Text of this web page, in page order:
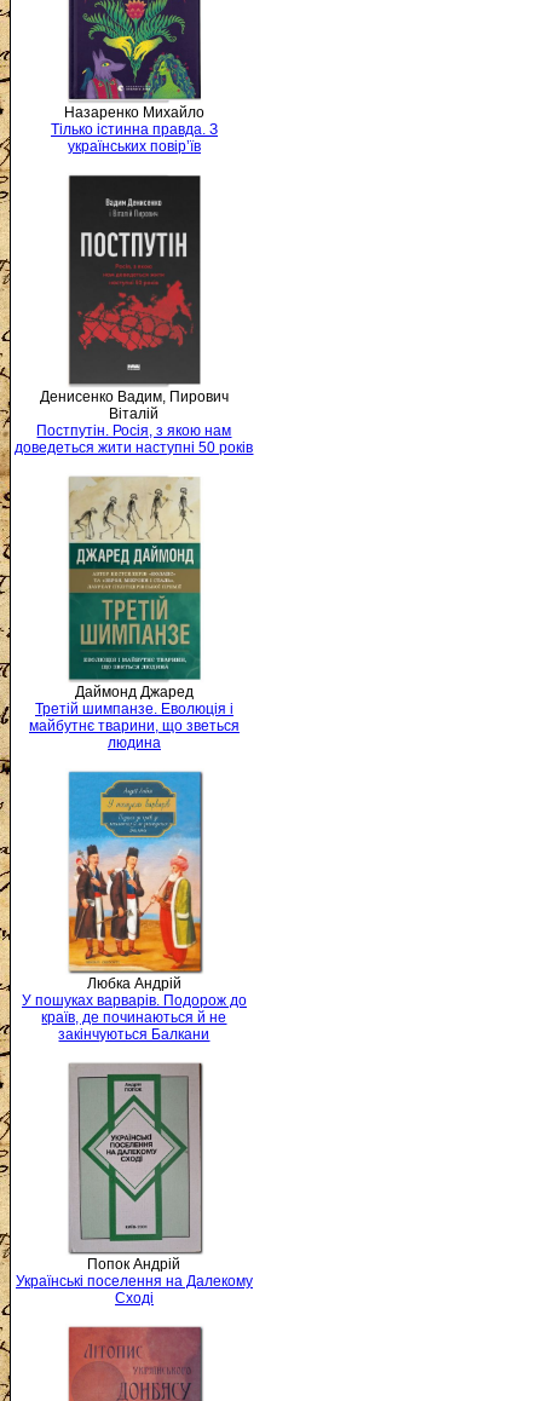
Назаренко Михайло
Тілько істинна правда. З
українських повір’їв
Денисенко Вадим, Пирович
Віталій
Постпутін. Росія, з якою нам
доведеться жити наступні 50 років
Даймонд Джаред
Третій шимпанзе. Еволюція і
майбутнє тварини, що зветься
людина
Любка Андрій
У пошуках варварів. Подорож до
країв, де починаються й не
закінчуються Балкани
Попок Андрій
Українські поселення на Далекому
Сході